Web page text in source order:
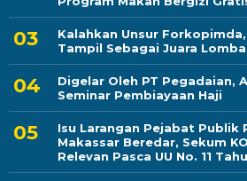
Kalahkan Unsur
Tampil Sebagai Juara
Digelar Oleh PT Pegadaian,
Seminar Pembiayaan Haji
Isu Larangan Pejabat Publik
Makassar Beredar, Sekum
Relevan Pasca UU No. 11